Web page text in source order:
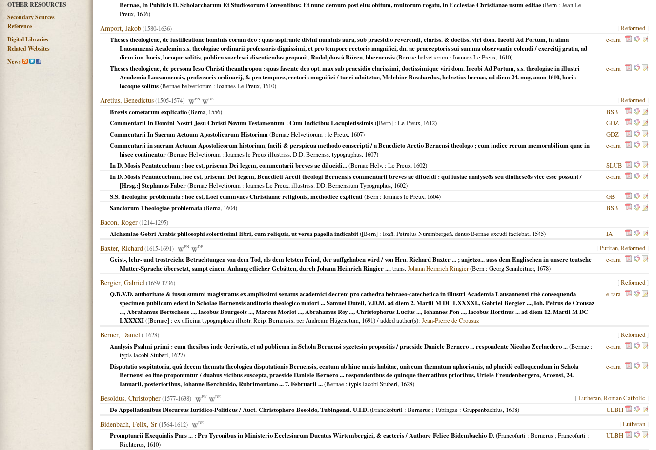
OTHER RESOURCES
Secondary Sources
Reference
Digital Libraries
Related Websites
News
Bernae, In Publicis D. Scholarcharum Et Studiosorum Conventibus: Et nunc demum post eius obitum, multorum rogatu, in Ecclesiae Christianae usum editae(Bern : Jean Le
Preux, 1606)
Amport, Jakob(1580-1636) [Reformed ]
Theses theologicae, de iustificatione hominis coram deo : quas aspirante divini numinis aura, sub praesidio reverendi, clariss. & doctiss. viri dom. Iacobi Ad Portum, in alma
Lausannensi Academia s.s. theologiae ordinarii professoris dignissimi, et pro tempore rectoris magnifici, dn. ac praeceptoris sui summa observantia colendi / exercitij gratia, ad
diem iun. horis, locoque solitis, publica suzelesei discutiendas proponit, Rudolphus à Büren, hbernensis(Bernae helvetiorum : Ioannes Le Preux, 1610)
e-rara
Theses theologicae, de persona Iesu Christi theanthropou : quas favente deo opt. max sub praesidio clarissimi, doctissimique viri dom. Iacobi Ad Portum, s.s. theologiae in illustri
Academia Lausannensis, professoris ordinarij, & pro tempore, rectoris magnifici / tueri adnitetur, Melchior Bosshardus, helvetius bernas, ad diem 24. may, anno 1610, horis
locoque solitus(Bernae helvetiorum : Ioannes Le Preux, 1610)
e-rara
Aretius, Benedictus(1505-1574) EN DE [Reformed ]
Brevis cometarum explicatio(Berna, 1556)
BSB
Commentarii In Domini Nostri Jesu Christi Novum Testamentum : Cum Indicibus Locupletissimis([Bern] : Le Preux, 1612)
GDZ
Commentarii In Sacram Actuum Apostolicorum Historiam(Bernae Helvetiorum : le Preux, 1607)
GDZ
Commentarii in sacram Actuum Apostolicorum historiam, facili & perspicua methodo conscripti / a Benedicto Aretio Bernensi theologo ; cum indice rerum memorabilium quae in
hisce continentur(Bernae Helvetiorum : Ioannes le Preux illustriss. D.D. Bernenss. typographus, 1607)
e-rara
In D. Mosis Pentateuchum : hoc est, priscam Dei legem, commentarii breves ac dilucidi...(Bernae Helv. : Le Preux, 1602)
SLUB
In D. Mosis Pentateuchum, hoc est, priscam Dei legem, Benedicti Aretii theologi Bernensis commentarii breves ac dilucidi : qui iustae analyseōs seu diatheseōs vice esse possunt /
[Hrsg.:] Stephanus Faber(Bernae Helvetiorum : Ioannes Le Preux, illustriss. DD. Bernensium Typographus, 1602)
e-rara
S.S. theologiae problemata : hoc est, Loci commvnes Christianae religionis, methodice explicati (Bern : Ioannes le Preux, 1604)
GB
Sanctorum Theologiae problemata(Berna, 1604) BSB
Bacon, Roger(1214-1295)
Alchemiae Gebri Arabis philosophi solertissimi libri, cum reliquis, ut versa pagella indicabit([Bern] : Ioañ. Petreius Nurembergeñ. denuo Bernae excudi faciebat, 1545) IA
Baxter, Richard(1615-1691) EN DE [Puritan,Reformed ]
Geist-, lehr- und trostreiche Betrachtungen von dem Tod, als dem letsten Feind, der auffgehaben wird / von Hrn. Richard Baxter ... ; anjetzo... auss dem Englischen in unsere teutsche
Mutter-Sprache übersetzt, sampt einem Anhang etlicher Gebätten, durch Johann Heinrich Ringier ..., trans.Johann Heinrich Ringier(Bern : Georg Sonnleitner, 1678)
e-rara
Bergier, Gabriel(1659-1736) [Reformed ]
Q.B.V.D. authoritate & iussu summi magistratus ex amplissimi senatus academici decreto pro cathedra hebraeo-catechetica in illustri Academia Lausannensi ritè consequenda
specimen publicum edent in Scholae Bernensis auditorio theologico maiori ... Samuel Duteil, V.D.M. ad diem 2. Martii M DC LXXXXI., Gabriel Bergier ..., Ioh. Petrus de Crousaz
..., Abrahamus Bertscheus ..., Iacobus Bourgeois ..., Marcus Morlot ..., Abrahamus Roy ..., Christophorus Lucius ..., Iohannes Pon ..., Iacobus Hortinus ... ad diem 12. Martii M DC
LXXXXI([Bernae] : ex officina typographica illustr. Reip. Bernensis, per Andream Hügenetum, 1691) / added author(s): Jean-Pierre de Crousaz
e-rara
Berner, Daniel(-1628) [Reformed ]
Analysis Psalmi primi : cum thesibus inde derivatis, et ad publicam in Schola Bernensi syzētēsin propositis / praeside Daniele Bernero ... respondente Nicolao Zerlaedero ...(Bernae :
typis Iacobi Stuberi, 1627)
e-rara
Disputatio sospitatoria, quâ decem themata theologica disputationis Bernensis, centum ab hinc annis habitae, unà cum thematum aphorismis, ad placidè colloquendum in Schola
Bernensi eo fine proponuntur / duabus vicibus suscepta, praeside Daniele Bernero ... respondentbus de quinque thematibus prioribus, Uriele Freudenbergero, Aroensi, 24.
Ianuarii, posterioribus, Iohanne Berchtoldo, Rubrimontano ... 7. Februarii ...(Bernae : typis Iacobi Stuberi, 1628)
e-rara
Besoldus, Christopher(1577-1638) EN DE [Lutheran,Roman Catholic ]
De Appellationibus Discursus Iuridico-Politicus / Auct. Christophoro Besoldo, Tubingensi. U.I.D.(Franckofurti : Bernerus ; Tubingae : Gruppenbachius, 1608) ULBH
Bidenbach, Felix, Sr(1564-1612) DE [Lutheran ]
Promptuarii Exequialis Pars ... : Pro Tyronibus in Ministerio Ecclesiarum Ducatus Wirtembergici, & caeteris / Authore Felice Bidembachio D.(Francofurti : Bernerus ; Francofurti :
Richterus, 1610)
ULBH